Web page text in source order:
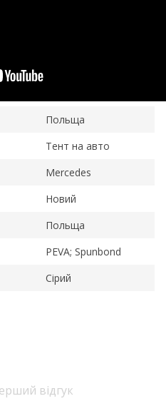
Польща
Тент на авто
Mercedes
Новий
Польща
PEVA; Spunbond
Сірий
відгук